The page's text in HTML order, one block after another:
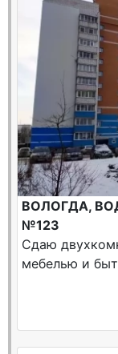
ВОЛОГДА,
№123
Сдаю
мебелью и